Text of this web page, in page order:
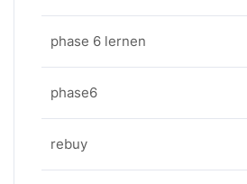
phase 6 lernen
phase6
rebuy